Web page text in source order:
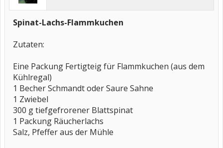
Spinat-Lachs-Flammkuchen
Zutaten:
Eine Packung Fertigteig für Flammkuchen (aus dem
Kühlregal)
1 Becher Schmandt oder Saure Sahne
1 Zwiebel
300 g tiefgefrorener Blattspinat
1 Packung Räucherlachs
Salz, Pfeffer aus der Mühle